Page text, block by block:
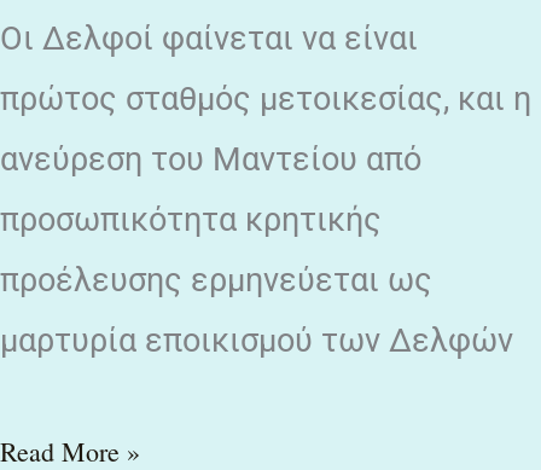
Οι Δελφοί φαίνεται να είναι
πρώτος σταθμός μετοικεσίας, και η
ανεύρεση του Μαντείου από
προσωπικότητα κρητικής
προέλευσης ερμηνεύεται ως
μαρτυρία εποικισμού των Δελφών
Read More »